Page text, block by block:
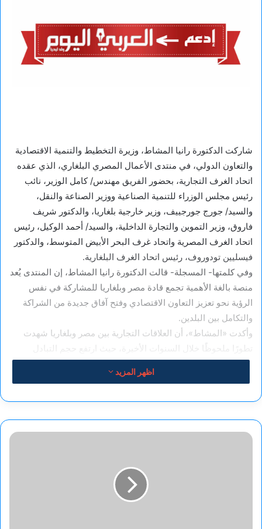
شاركت الدكتورة رانيا المشاط، وزيرة التخطيط والتنمية الاقتصادية
والتعاون الدولي، في منتدى الأعمال المصري البلغاري، الذي عقده
اتحاد الغرف التجارية، بحضور الفريق مهندس/ كامل الوزير، نائب
رئيس مجلس الوزراء للتنمية الصناعية ووزير الصناعة والنقل،
والسيد/ جورج جورجييف، وزير خارجية بلغاريا، والدكتور شريف
فاروق، وزير التموين والتجارة الداخلية، والسيد/ أحمد الوكيل، رئيس
اتحاد الغرف المصرية واتحاد غرف البحر الأبيض المتوسط، والدكتور
فيسليين تودوروف، رئيس اتحاد الغرف البلغارية.
وفي كلمتها- المسجلة- قالت الدكتورة رانيا المشاط، إن المنتدى يُعد
منصة بالغة الأهمية تجمع قادة مصر وبلغاريا للمشاركة في نفس
الرؤية نحو تعزيز التعاون الاقتصادي وفتح آفاق جديدة من الشراكة
والتكامل بين البلدين.
وأكدت «المشاط»، أن العلاقات التجارية بين مصر وبلغاريا شهدت
تطورًا ملحوظًا خلال السنوات الأخيرة، حيث ارتفع حجم التبادل
التجاري من 81.3 مليون دولار في عام 2019 إلى أكثر من 234
مليون دولار في عام 2023، وهو ما يعكس قوة الشراكة الاقتصادية
عدد الليالي السياحية ما يقارب 298 ألف ليلة، وهو ما يُجسد التقارب
المتزايد بين الشعبين، ويؤكد جاذبية مصر كوجهة سياحية متميزة.
ورحبت بالحضور القوي والمتنوع من الشركات العاملة في مجموعة
اظهر المزيد
زوزان